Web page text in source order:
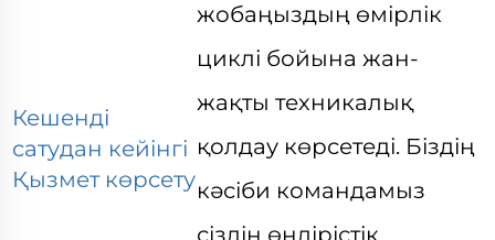
Кешенді
сатудан кейінгі
Қызмет көрсету
жобаңыздың өмірлік
циклі бойына жан-
жақты техникалық
қолдау көрсетеді. Біздің
кәсіби командамыз
сіздің өндірістік